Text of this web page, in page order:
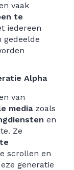
vaak
te
iedereen
gedeelde
Alpha
van
media zoals
en
Ze
scrollen en
generatie